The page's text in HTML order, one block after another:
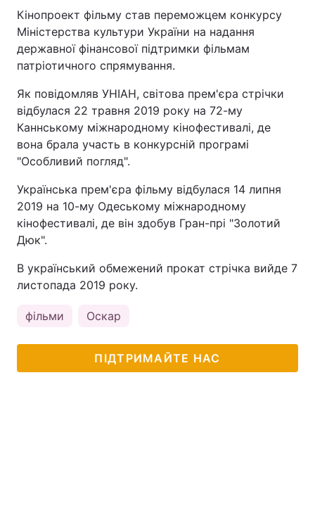
Тема оформлення
Кінопроект фільму став переможцем конкурсу
Міністерства культури України на надання
державної фінансової підтримки фільмам
патріотичного спрямування.
Як повідомляв УНІАН, світова прем'єра стрічки
відбулася 22 травня 2019 року на 72-му
Каннському міжнародному кінофестивалі, де
вона брала участь в конкурсній програмі
"Особливий погляд".
Українська прем'єра фільму відбулася 14 липня
2019 на 10-му Одеському міжнародному
кінофестивалі, де він здобув Гран-прі "Золотий
Дюк".
В український обмежений прокат стрічка вийде 7
листопада 2019 року.
фільми Оскар
ПІДТРИМАЙТЕ НАС